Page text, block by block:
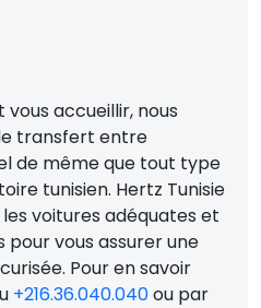
vous accueillir, nous
transfert entre
de même que tout type
tunisien. Hertz Tunisie
voitures adéquates et
pour vous assurer une
Pour en savoir
+216.36.040.040ou par